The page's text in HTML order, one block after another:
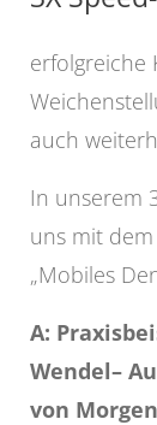
erfolgreiche
auch
In unserem
uns mit
„Mobiles
A:
Wendel–
von Morgen